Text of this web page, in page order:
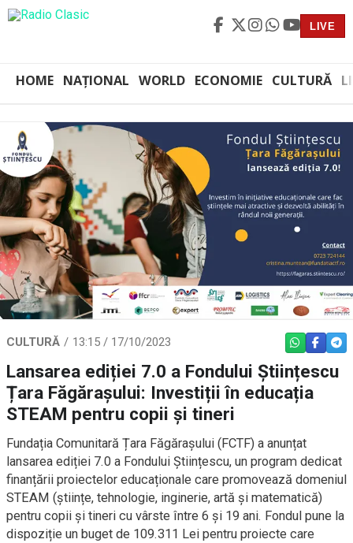
LIVE
HOME NAȚIONAL WORLD ECONOMIE CULTURĂ
CULTURĂ 13:15 / 17/10/2023 WHATSAPP
Lansarea ediției 7.0 a Fondului Științescu
Țara Făgărașului: Investiții în educația
STEAM pentru copii și tineri
Fundația Comunitară Țara Făgărașului (FCTF) a anunțat
lansarea ediției 7.0 a Fondului Științescu, un program dedicat
finanțării proiectelor educaționale care promovează domeniul
STEAM (științe, tehnologie, inginerie, artă și matematică)
pentru copii și tineri cu vârste între 6 și 19 ani. Fondul pune la
dispoziție un buget de 109.311 Lei pentru proiecte care